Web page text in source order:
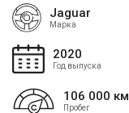
Jaguar
Марка
2020
Год выпуска
106 000 км
Пробег